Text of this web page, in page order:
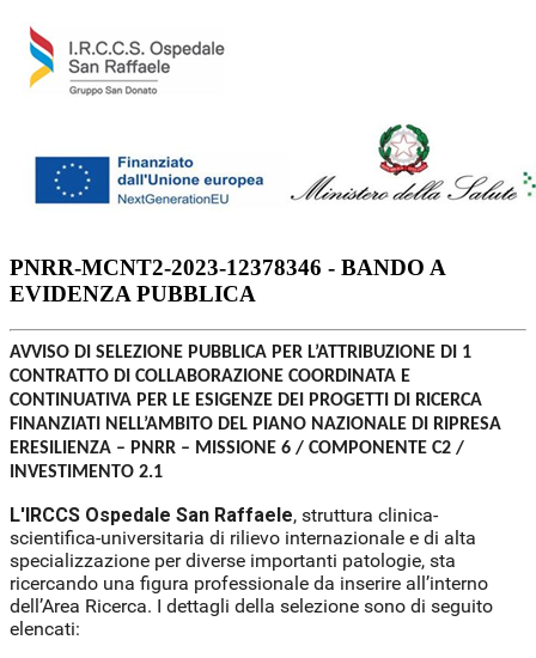
PNRR-MCNT2-2023-12378346 - BANDO A
EVIDENZA PUBBLICA
AVVISO DI SELEZIONE PUBBLICA PER L’ATTRIBUZIONE DI 1
CONTRATTO DI COLLABORAZIONE COORDINATA E
CONTINUATIVA PER LE ESIGENZE DEI PROGETTI DI RICERCA
FINANZIATI NELL’AMBITO DEL PIANO NAZIONALE DI RIPRESA
ERESILIENZA – PNRR – MISSIONE 6 / COMPONENTE C2 /
INVESTIMENTO 2.1
L'IRCCS Ospedale San Raffaele, struttura clinica-
scientifica-universitaria di rilievo internazionale e di alta
specializzazione per diverse importanti patologie, sta
ricercando una figura professionale da inserire all’interno
dell’Area Ricerca. I dettagli della selezione sono di seguito
elencati: